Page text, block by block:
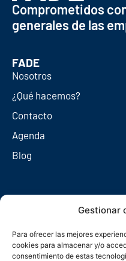
Gestionar
Para ofrecer las mejores
cookies para almacenar y/o
consentimiento de estas
Comprometidos
generales de las
FADE
Nosotros
¿Qué hacemos?
Contacto
Agenda
Blog
Redes sociales